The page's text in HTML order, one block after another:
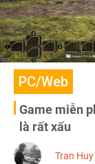
PC/Web
Game miễn
là rất xấu
Tran Huy